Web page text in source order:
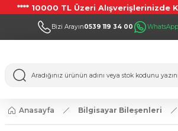
**** 10000 TL Üzeri Alışverişlerinizde
Bizi Arayın0539 119 34 00 WhatsApp
Anasayfa Bilgisayar Bileşenleri